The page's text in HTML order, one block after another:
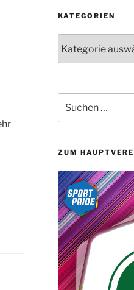
KATEGORIEN
nach:
ZUM